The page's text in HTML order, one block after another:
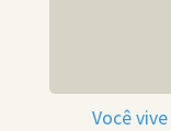
Você